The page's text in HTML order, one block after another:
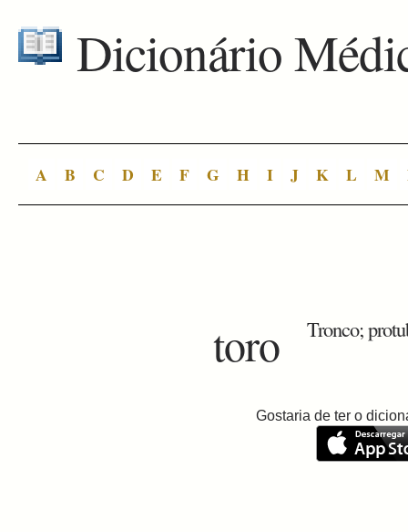
Dicionário
A B C D E F G H I J K L M
toro Tronco;
Gostaria de ter o